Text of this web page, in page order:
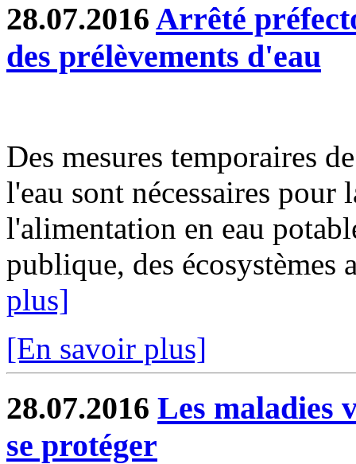
28.07.2016 Arrêté
des prélèvements d'eau
Des mesures temporaires
l'eau sont nécessaires pour
l'alimentation en eau
publique, des écosystèmes
plus]
[En savoir plus]
28.07.2016 Les maladies
se protéger